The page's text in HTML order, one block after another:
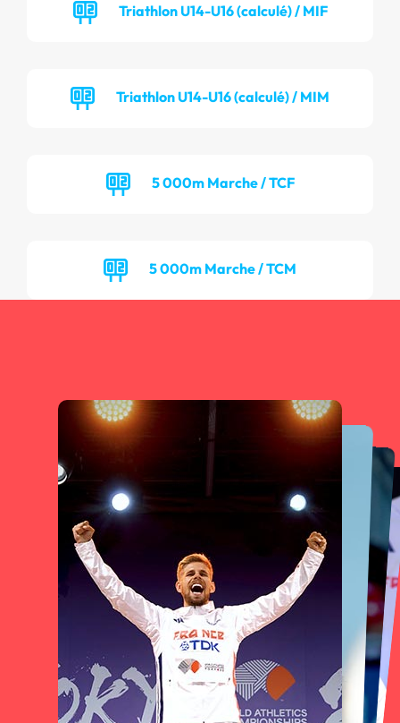
Triathlon U14-U16 (calculé) / MIF
Triathlon U14-U16 (calculé) / MIM
5 000m Marche / TCF
5 000m Marche / TCM